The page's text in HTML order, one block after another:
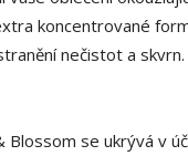
koncentrované
nečistot a
se ukrývá v